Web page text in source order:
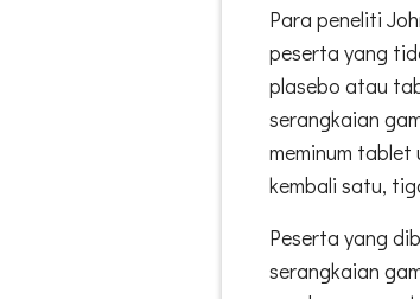
Para peneliti
peserta yang
plasebo atau
serangkaian
meminum tablet
kembali satu,
Peserta yang
serangkaian